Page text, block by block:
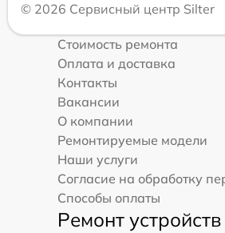
© 2026 Сервисный центр Silter
Стоимость ремонта
Оплата и доставка
Контакты
Вакансии
О компании
Ремонтируемые модели
Наши услуги
Согласие на обработку
Способы оплаты
Ремонт устройств